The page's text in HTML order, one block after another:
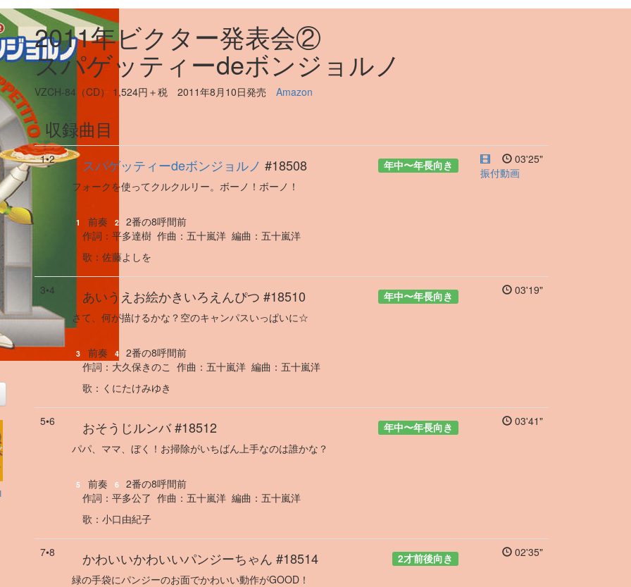
2011年ビクター発表会②
スパゲッティーdeボンジョルノ
VZCH-84（CD） 1,524円＋税 2011年8月10日発売 Amazon
収録曲目
1•2 年中〜年長向き
スパゲッティーdeボンジョルノ #18508
フォークを使ってクルクルリー。ボーノ！ボーノ！
1 前奏 2
2番の8呼間前
作詞： 平多達樹 作曲： 五十嵐洋 編曲： 五十嵐洋
歌 ： 佐藤よしを
03'25"
振付動画
3•4 年中〜年長向き
あいうえお絵かきいろえんぴつ #18510
さて、何が描けるかな？空のキャンパスいっぱいに☆
3 前奏 4
2番の8呼間前
作詞： 大久保きのこ 作曲： 五十嵐洋 編曲： 五十嵐洋
歌 ： くにたけみゆき
03'19"
5•6 年中〜年長向き
おそうじルンバ#18512
パパ、ママ、ぼく！お掃除がいちばん上手なのは誰かな？
5 前奏 6
2番の8呼間前
作詞： 平多公了 作曲： 五十嵐洋 編曲： 五十嵐洋
歌 ： 小口由紀子
03'41"
7•8 2才前後向き
かわいいかわいいパンジーちゃん #18514
緑の手袋にパンジーのお面でかわいい動作がGOOD！
02'35"